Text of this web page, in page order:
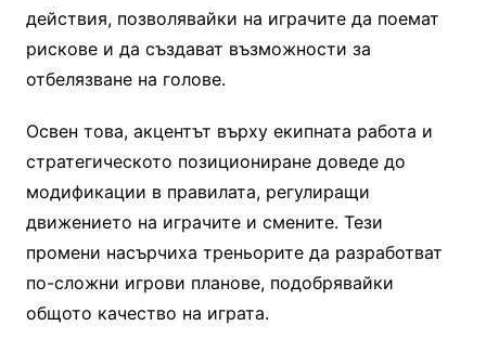
действия, позволявайки на играчите да поемат
рискове и да създават възможности за
отбелязване на голове.
Освен това, акцентът върху екипната работа и
стратегическото позициониране доведе до
модификации в правилата, регулиращи
движението на играчите и смените. Тези
промени насърчиха треньорите да разработват
по-сложни игрови планове, подобрявайки
общото качество на играта.